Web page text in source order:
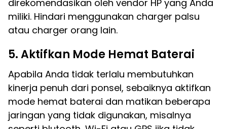
direkomendasikan oleh vendor HP yang Anda
miliki. Hindari menggunakan charger palsu
atau charger orang lain.
5. Aktifkan Mode Hemat Baterai
Apabila Anda tidak terlalu membutuhkan
kinerja penuh dari ponsel, sebaiknya aktifkan
mode hemat baterai dan matikan beberapa
jaringan yang tidak digunakan, misalnya